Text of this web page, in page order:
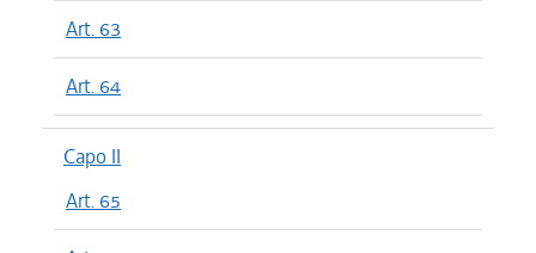
Art. 63
Art. 64
Capo II
Art. 65